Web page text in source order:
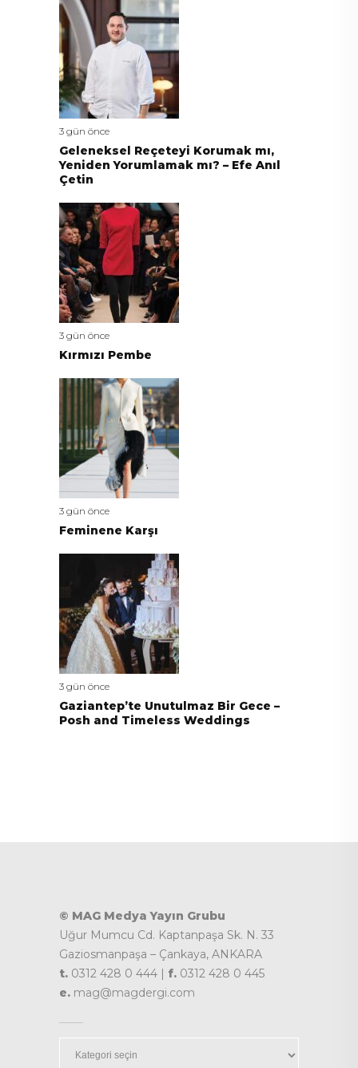
3 gün önce
Geleneksel Reçeteyi Korumak mı,
Yeniden Yorumlamak mı? – Efe Anıl
Çetin
3 gün önce
Kırmızı Pembe
3 gün önce
Feminene Karşı
3 gün önce
Gaziantep’te Unutulmaz Bir Gece –
Posh and Timeless Weddings
© MAG Medya Yayın Grubu
Uğur Mumcu Cd. Kaptanpaşa Sk. N. 33
Gaziosmanpaşa – Çankaya, ANKARA
t. 0312 428 0 444 | f. 0312 428 0 445
e. mag@magdergi.com